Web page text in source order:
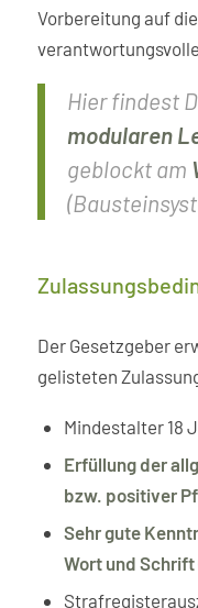
Vorbereitung auf
Hier findest
modularen
geblockt am
Der Gesetzgeber
gelisteten
Mindestalter 18
Erfüllung der
bzw. positiver
Sehr gute
Wort und Schrift